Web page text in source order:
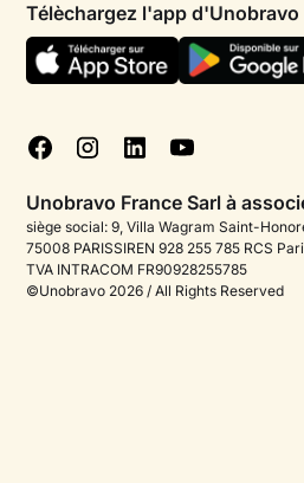
Blog
Tests psychologiques
Offres d'emploi
Contactez-nous
Politique en matière de cookies
Gérer les cookies
Télèchargez l'app d'Unobravo
Unobravo France Sarl à
siège social: 9, Villa Wagram Saint-
75008 PARISSIREN 928 255 785 RCS
TVA INTRACOM FR90928255785
©Unobravo 2026 / All Rights Reserved